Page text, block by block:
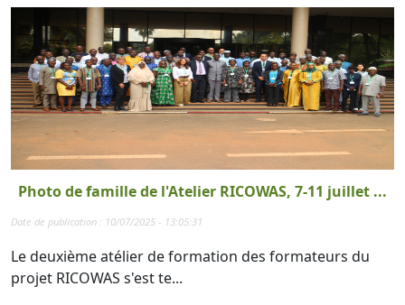
Photo de famille de l'Atelier RICOWAS, 7-11 juillet ...
Date de publication : 10/07/2025 - 13:05:31
Le deuxième atélier de formation des formateurs du
projet RICOWAS s'est te...